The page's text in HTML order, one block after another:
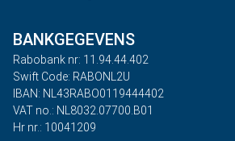
BANKGEGEVENS
Rabobank nr: 11.94.44.402
Swift Code: RABONL2U
IBAN: NL43RABO0119444402
VAT no.: NL8032.07700.B01
Hr nr.: 10041209